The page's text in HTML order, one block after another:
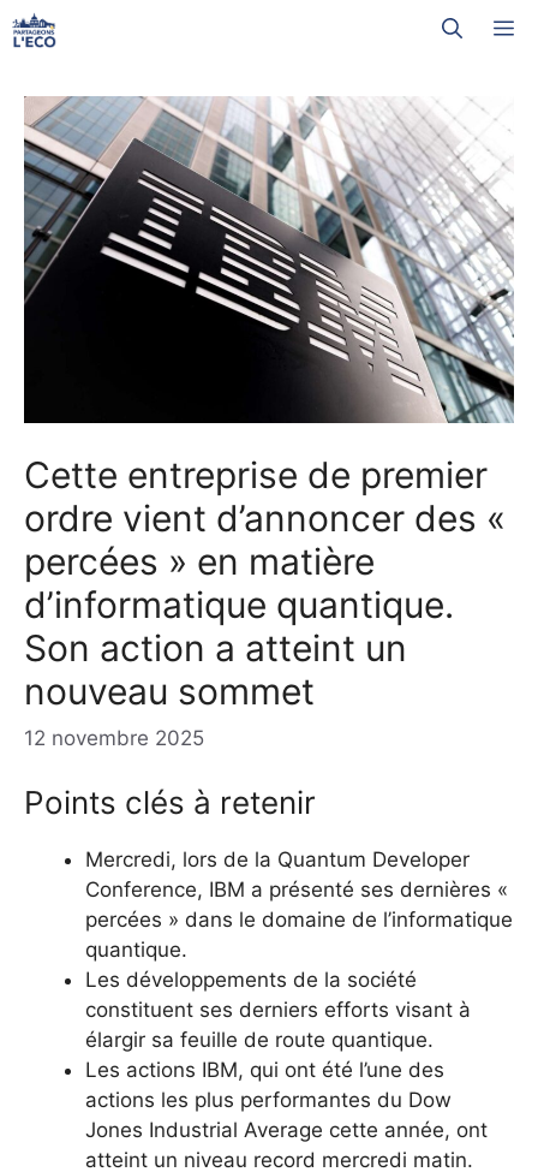
Aller
au
Cette entreprise de premier
ordre vient d’annoncer des «
percées » en matière
d’informatique quantique.
Son action a atteint un
nouveau sommet
12 novembre 2025
Points clés à retenir
Mercredi, lors de la Quantum Developer
Conference, IBM a présenté ses dernières «
percées » dans le domaine de l’informatique
quantique.
Les développements de la société
constituent ses derniers efforts visant à
élargir sa feuille de route quantique.
Les actions IBM, qui ont été l’une des
actions les plus performantes du Dow
Jones Industrial Average cette année, ont
atteint un niveau record mercredi matin.